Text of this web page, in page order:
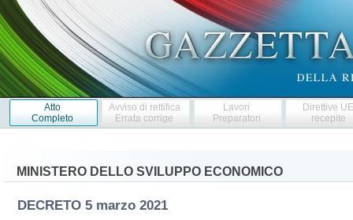
Atto
Completo
Avviso di rettifica
Errata corrige
Lavori
Preparatori
Direttive
recepite
MINISTERO DELLO SVILUPPO ECONOMICO
DECRETO 5 marzo 2021